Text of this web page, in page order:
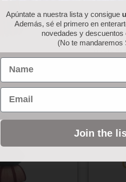
Borla
Apúntate a nuestra lista y consigue
Además, sé el primero en
novedades y descuentos
(No te mandaremos
Name
Email
Join the